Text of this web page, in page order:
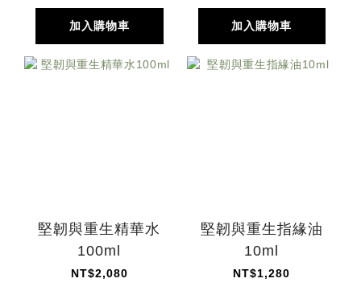
加入購物車 加入購物車
堅韌與重生精華水
100ml
NT$2,080
堅韌與重生指緣油
10ml
NT$1,280